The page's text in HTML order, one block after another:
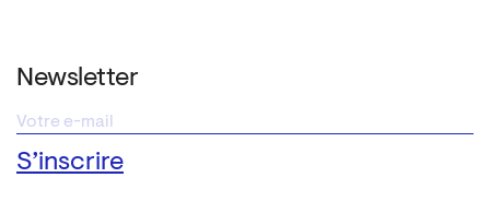
Newsletter